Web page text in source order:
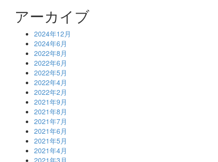
アーカイブ
2024年12月
2024年6月
2022年8月
2022年6月
2022年5月
2022年4月
2022年2月
2021年9月
2021年8月
2021年7月
2021年6月
2021年5月
2021年4月
2021年3月